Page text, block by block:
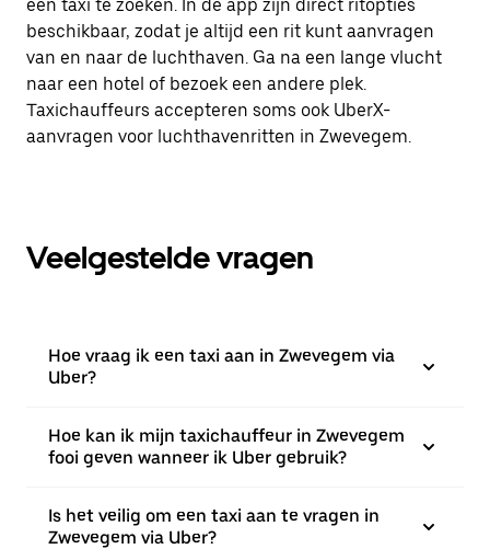
een taxi te zoeken. In de app zijn direct ritopties
beschikbaar, zodat je altijd een rit kunt aanvragen
van en naar de luchthaven. Ga na een lange vlucht
naar een hotel of bezoek een andere plek.
Taxichauffeurs accepteren soms ook UberX-
aanvragen voor luchthavenritten in Zwevegem.
Veelgestelde vragen
Hoe vraag ik een taxi aan in Zwevegem via
Uber?
Hoe kan ik mijn taxichauffeur in Zwevegem
fooi geven wanneer ik Uber gebruik?
Is het veilig om een taxi aan te vragen in
Zwevegem via Uber?